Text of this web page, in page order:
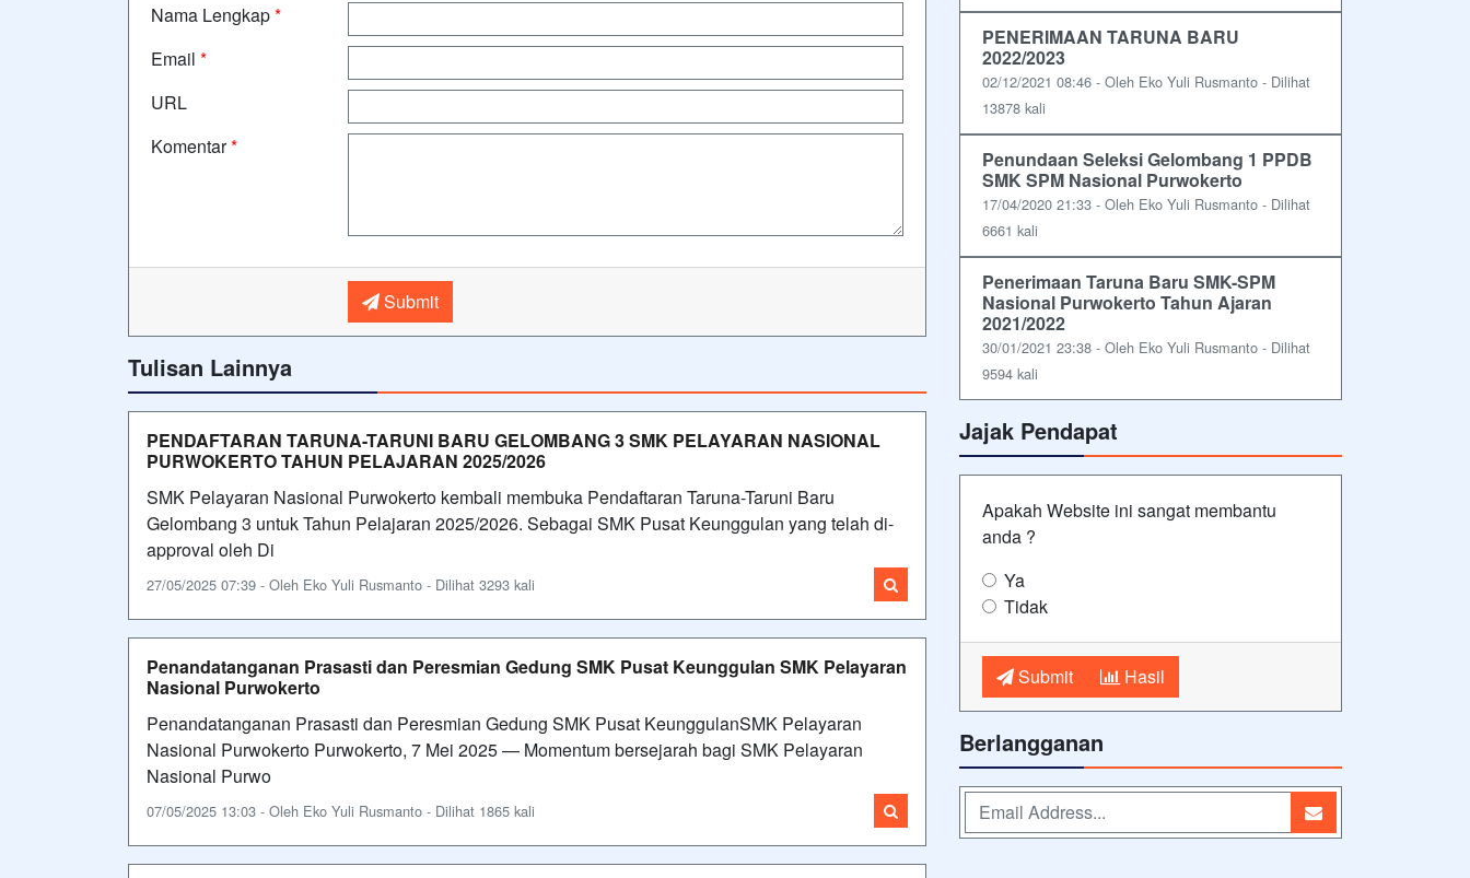
Nama Lengkap*
Email *
URL
Komentar*
Submit
Tulisan Lainnya
PENDAFTARAN TARUNA-TARUNI BARU GELOMBANG 3 SMK PELAYARAN NASIONAL
PURWOKERTO TAHUN PELAJARAN 2025/2026
SMK Pelayaran Nasional Purwokerto kembali membuka Pendaftaran Taruna-Taruni Baru
Gelombang 3 untuk Tahun Pelajaran 2025/2026. Sebagai SMK Pusat Keunggulan yang telah di-
approval oleh Di
27/05/2025 07:39 - Oleh Eko Yuli Rusmanto - Dilihat 3293 kali
Penandatanganan Prasasti dan Peresmian Gedung SMK Pusat Keunggulan SMK Pelayaran
Nasional Purwokerto
Penandatanganan Prasasti dan Peresmian Gedung SMK Pusat KeunggulanSMK Pelayaran
Nasional Purwokerto Purwokerto, 7 Mei 2025 — Momentum bersejarah bagi SMK Pelayaran
Nasional Purwo
07/05/2025 13:03 - Oleh Eko Yuli Rusmanto - Dilihat 1865 kali
PENERIMAAN TARUNA BARU
2022/2023
02/12/2021 08:46 - Oleh Eko Yuli Rusmanto - Dilihat
13878 kali
Penundaan Seleksi Gelombang 1 PPDB
SMK SPM Nasional Purwokerto
17/04/2020 21:33 - Oleh Eko Yuli Rusmanto - Dilihat
6661 kali
Penerimaan Taruna Baru SMK-SPM
Nasional Purwokerto Tahun Ajaran
2021/2022
30/01/2021 23:38 - Oleh Eko Yuli Rusmanto - Dilihat
9594 kali
Jajak Pendapat
Apakah Website ini sangat membantu
anda ?
Ya
Tidak
Submit Hasil
Berlangganan